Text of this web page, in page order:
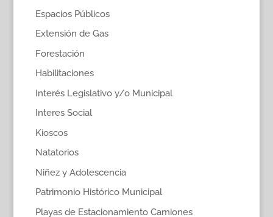
Espacios Públicos
Extensión de Gas
Forestación
Habilitaciones
Interés Legislativo y/o Municipal
Interes Social
Kioscos
Natatorios
Niñez y Adolescencia
Patrimonio Histórico Municipal
Playas de Estacionamiento Camiones